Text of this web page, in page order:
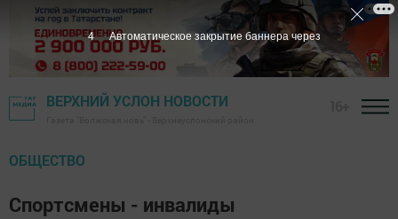
ВЕРХНИЙ УСЛОН НОВОСТИ
ОБЩЕСТВО
Спортсмены - инвалиды
3 Автоматическое закрытие баннера через